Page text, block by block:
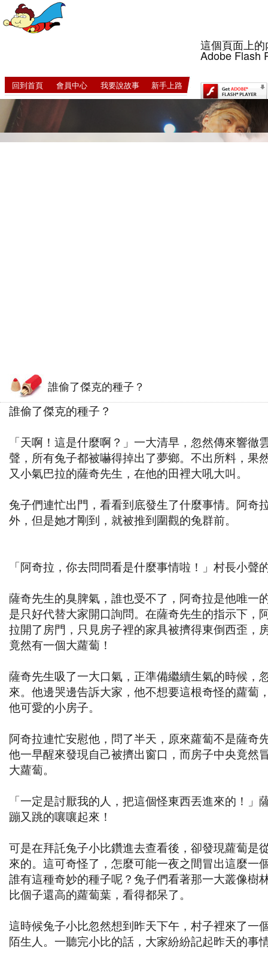
這個頁面上
Adobe Flash
回到首頁 會員中心 我要說故事 新手上路
誰偷了傑克的種子？
誰偷了傑克的種子？
「天啊！這是什麼啊？」一大清早，忽然傳來響徹
聲，所有兔子都被嚇得掉出了夢鄉。不出所料，果
又小氣巴拉的薩奇先生，在他的田裡大吼大叫。
兔子們連忙出門，看看到底發生了什麼事情。阿奇
外，但是她才剛到，就被推到圍觀的兔群前。
「阿奇拉，你去問問看是什麼事情啦！」村長小聲
薩奇先生的臭脾氣，誰也受不了，阿奇拉是他唯一
是只好代替大家開口詢問。在薩奇先生的指示下，
拉開了房門，只見房子裡的家具被擠得東倒西歪，
竟然有一個大蘿蔔！
薩奇先生吸了一大口氣，正準備繼續生氣的時候，
來。他邊哭邊告訴大家，他不想要這根奇怪的蘿蔔
他可愛的小房子。
阿奇拉連忙安慰他，問了半天，原來蘿蔔不是薩奇
他一早醒來發現自己被擠出窗口，而房子中央竟然
大蘿蔔。
「一定是討厭我的人，把這個怪東西丟進來的！」
蹦又跳的嚷嚷起來！
可是在拜託兔子小比鑽進去查看後，卻發現蘿蔔是
來的。這可奇怪了，怎麼可能一夜之間冒出這麼一
誰有這種奇妙的種子呢？兔子們看著那一大叢像樹
比個子還高的蘿蔔葉，看得都呆了。
這時候兔子小比忽然想到昨天下午，村子裡來了一
陌生人。一聽完小比的話，大家紛紛記起昨天的事